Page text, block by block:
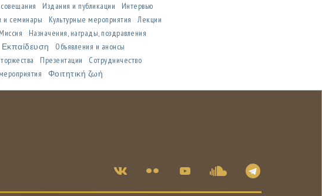
Издания и публикации
Интервью
и семинары
Культурные мероприятия
Лекции
Миссия
Назначения, награды, поздравления
Εκπαίδευση
Объявления и анонсы
Презентации
Сотрудничество
Φοιτητική ζωή